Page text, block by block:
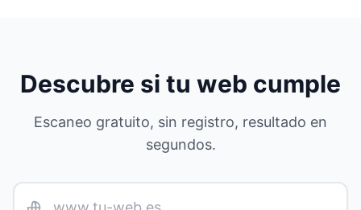
Descubre si tu web cumple
Escaneo gratuito, sin registro, resultado en
segundos.
URL de tu web